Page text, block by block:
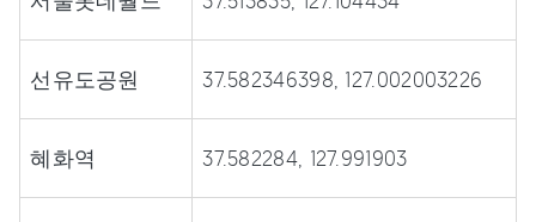
선유도공원 37.582346398, 127.002003226
혜화역 37.582284, 127.991903